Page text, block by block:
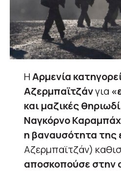
ΗΑρμενία
Αζερμπαϊτζάνγια
και μαζικές
Ναγκόρνο
η βαναυσότητα της
Αζερμπαϊτζάν)
αποσκοπούσε στην